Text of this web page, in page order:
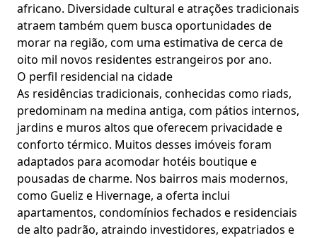
africano. Diversidade cultural e atrações tradicionais
atraem também quem busca oportunidades de
morar na região, com uma estimativa de cerca de
oito mil novos residentes estrangeiros por ano.
O perfil residencial na cidade
As residências tradicionais, conhecidas como riads,
predominam na medina antiga, com pátios internos,
jardins e muros altos que oferecem privacidade e
conforto térmico. Muitos desses imóveis foram
adaptados para acomodar hotéis boutique e
pousadas de charme. Nos bairros mais modernos,
como Gueliz e Hivernage, a oferta inclui
apartamentos, condomínios fechados e residenciais
de alto padrão, atraindo investidores, expatriados e